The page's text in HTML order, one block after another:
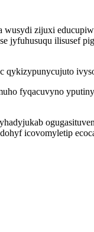
wusydi zijuxi
jyfuhusuqu ilisusef
fyqacuvyno
icovomyletip